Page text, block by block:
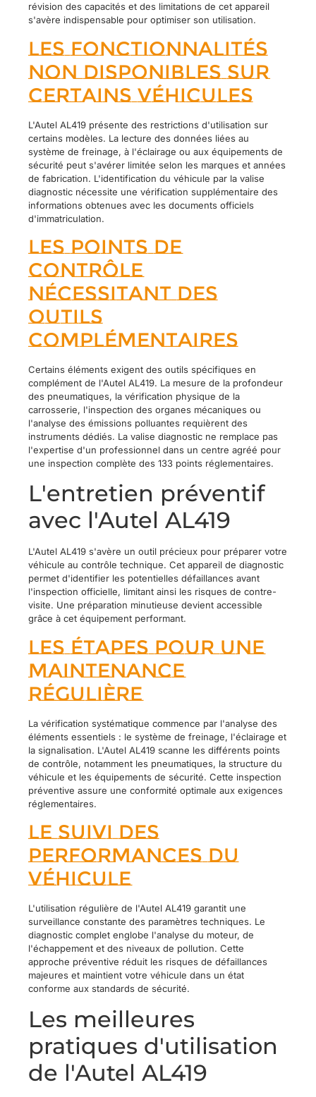
révision des capacités et des limitations de cet appareil
s'avère indispensable pour optimiser son utilisation.
Les fonctionnalités
non disponibles sur
certains véhicules
L'Autel AL419 présente des restrictions d'utilisation sur
certains modèles. La lecture des données liées au
système de freinage, à l'éclairage ou aux équipements de
sécurité peut s'avérer limitée selon les marques et années
de fabrication. L'identification du véhicule par la valise
diagnostic nécessite une vérification supplémentaire des
informations obtenues avec les documents officiels
d'immatriculation.
Les points de
contrôle
nécessitant des
outils
complémentaires
Certains éléments exigent des outils spécifiques en
complément de l'Autel AL419. La mesure de la profondeur
des pneumatiques, la vérification physique de la
carrosserie, l'inspection des organes mécaniques ou
l'analyse des émissions polluantes requièrent des
instruments dédiés. La valise diagnostic ne remplace pas
l'expertise d'un professionnel dans un centre agréé pour
une inspection complète des 133 points réglementaires.
L'entretien préventif
avec l'Autel AL419
L'Autel AL419 s'avère un outil précieux pour préparer votre
véhicule au contrôle technique. Cet appareil de diagnostic
permet d'identifier les potentielles défaillances avant
l'inspection officielle, limitant ainsi les risques de contre-
visite. Une préparation minutieuse devient accessible
grâce à cet équipement performant.
Les étapes pour une
maintenance
régulière
La vérification systématique commence par l'analyse des
éléments essentiels : le système de freinage, l'éclairage et
la signalisation. L'Autel AL419 scanne les différents points
de contrôle, notamment les pneumatiques, la structure du
véhicule et les équipements de sécurité. Cette inspection
préventive assure une conformité optimale aux exigences
réglementaires.
Le suivi des
performances du
véhicule
L'utilisation régulière de l'Autel AL419 garantit une
surveillance constante des paramètres techniques. Le
diagnostic complet englobe l'analyse du moteur, de
l'échappement et des niveaux de pollution. Cette
approche préventive réduit les risques de défaillances
majeures et maintient votre véhicule dans un état
conforme aux standards de sécurité.
Les meilleures
pratiques d'utilisation
de l'Autel AL419